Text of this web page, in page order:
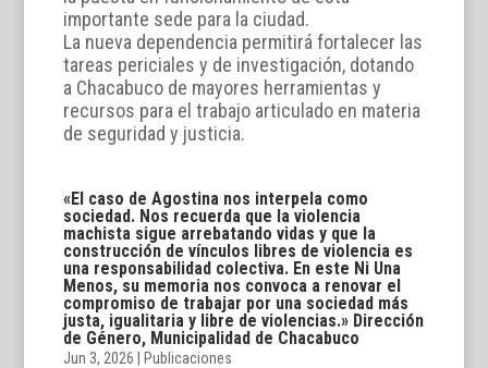
importante sede para la ciudad.
La nueva dependencia permitirá fortalecer las
tareas periciales y de investigación, dotando
a Chacabuco de mayores herramientas y
recursos para el trabajo articulado en materia
de seguridad y justicia.
«El caso de Agostina nos interpela como
sociedad. Nos recuerda que la violencia
machista sigue arrebatando vidas y que la
construcción de vínculos libres de violencia es
una responsabilidad colectiva. En este Ni Una
Menos, su memoria nos convoca a renovar el
compromiso de trabajar por una sociedad más
justa, igualitaria y libre de violencias.» Dirección
de Género, Municipalidad de Chacabuco
Jun 3, 2026 | Publicaciones